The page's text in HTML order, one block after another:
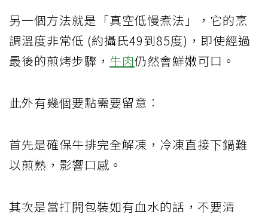
另一個方法就是「真空低慢煮法」，它的烹
調溫度非常低 (約攝氏49到85度)，即使經過
最後的煎烤步驟， 牛肉仍然會鮮嫩可口。
此外有幾個要點需要留意︰
首先是確保牛排完全解凍，冷凍直接下鍋難
以煎熟，影響口感。
其次是當打開包裝如有血水的話，不要清